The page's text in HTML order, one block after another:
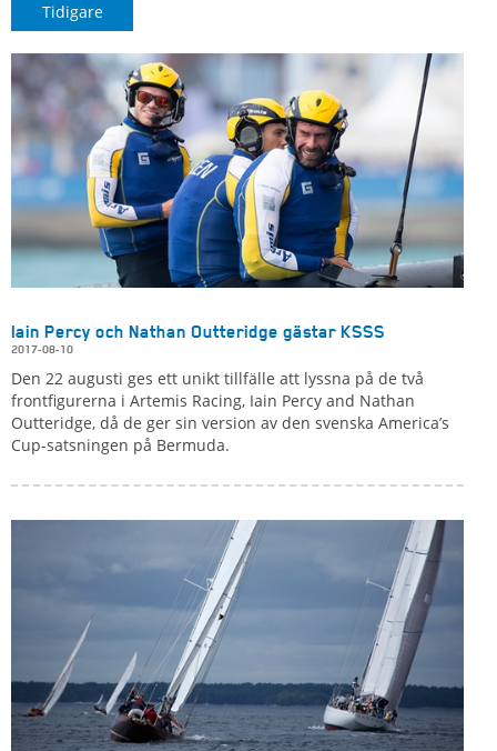
Tidigare
Iain Percy och Nathan Outteridge gästar KSSS
2017-08-10
Den 22 augusti ges ett unikt tillfälle att lyssna på de två
frontfigurerna i Artemis Racing, Iain Percy and Nathan
Outteridge, då de ger sin version av den svenska America’s
Cup-satsningen på Bermuda.